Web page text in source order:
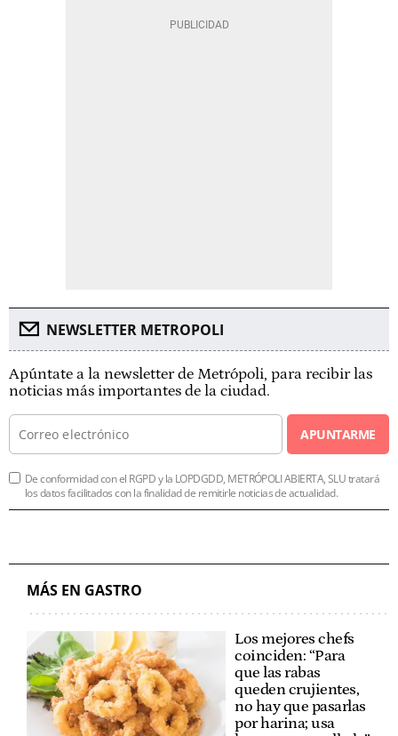
NEWSLETTER METROPOLI
Apúntate a la newsletter de Metrópoli, para recibir las
noticias más importantes de la ciudad.
APUNTARME
De conformidad con el RGPD y la LOPDGDD, METRÓPOLI ABIERTA, SLU tratará
los datos facilitados con la finalidad de remitirle noticias de actualidad.
MÁS EN GASTRO
Los mejores chefs
coinciden: “Para
que las rabas
queden crujientes,
no hay que pasarlas
por harina; usa